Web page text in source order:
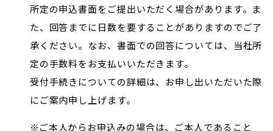
所定の申込書面をご提出いただく場合があります。ま
た、回答までに日数を要することがありますのでご了
承ください。なお、書面での回答については、当社所
定の手数料をお支払いいただきます。
受付手続きについての詳細は、お申し出いただいた際
にご案内申し上げます。
ご本人からお申込みの場合は、ご本人であること